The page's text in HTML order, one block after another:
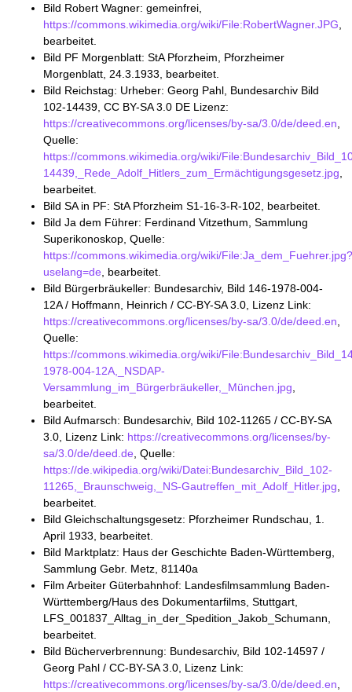
Bild Robert Wagner: gemeinfrei,
https://commons.wikimedia.org/wiki/File:RobertWagner.JPG
bearbeitet.
Bild PF Morgenblatt: StA Pforzheim, Pforzheimer
Morgenblatt, 24.3.1933, bearbeitet.
Bild Reichstag: Urheber: Georg Pahl, Bundesarchiv Bild
102-14439, CC BY-SA 3.0 DE Lizenz:
https://creativecommons.org/licenses/by-sa/3.0/de/deed.en
Quelle:
https://commons.wikimedia.org/wiki/
14439,_Rede_Adolf_Hitlers_zum_Ermächtigungsgesetz.jpg
bearbeitet.
Bild SA in PF: StA Pforzheim S1-16-3-R-102, bearbeitet.
Bild Ja dem Führer: Ferdinand Vitzethum, Sammlung
Superikonoskop, Quelle:
https://commons.wikimedia.org/wiki/File:Ja_dem_Fuehrer.jpg?
uselang=de , bearbeitet.
Bild Bürgerbräukeller: Bundesarchiv, Bild 146-1978-004-
12A / Hoffmann, Heinrich / CC-BY-SA 3.0, Lizenz Link:
https://creativecommons.org/licenses/by-sa/3.0/de/deed.en
Quelle:
https://commons.wikimedia.org/wiki/
1978-004-12A,_NSDAP-
Versammlung_im_Bürgerbräukeller,_München.jpg
bearbeitet.
Bild Aufmarsch: Bundesarchiv, Bild 102-11265 / CC-BY-SA
3.0, Lizenz Link: https://creativecommons.org/licenses/by-
sa/3.0/de/deed.de , Quelle:
https://de.wikipedia.org/wiki/Datei:Bundesarchiv_Bild_102-
11265,_Braunschweig,_NS-Gautreffen_mit_Adolf_Hitler.jpg
bearbeitet.
Bild Gleichschaltungsgesetz: Pforzheimer Rundschau, 1.
April 1933, bearbeitet.
Bild Marktplatz: Haus der Geschichte Baden-Württemberg,
Sammlung Gebr. Metz, 81140a
Film Arbeiter Güterbahnhof: Landesfilmsammlung Baden-
Württemberg/Haus des Dokumentarfilms, Stuttgart,
LFS_001837_Alltag_in_der_Spedition_Jakob_Schumann,
bearbeitet.
Bild Bücherverbrennung: Bundesarchiv, Bild 102-14597 /
Georg Pahl / CC-BY-SA 3.0, Lizenz Link:
https://creativecommons.org/licenses/by-sa/3.0/de/deed.en